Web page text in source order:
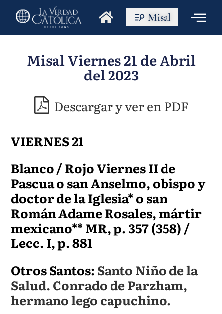
Misal
Misal Viernes 21 de Abril
del 2023
Descargar y ver en PDF
VIERNES 21
Blanco / Rojo Viernes II de
Pascua o san Anselmo, obispo y
doctor de la Iglesia* o san
Román Adame Rosales, mártir
mexicano** MR, p. 357 (358) /
Lecc. I, p. 881
Otros Santos:Santo Niño de la
Salud. Conrado de Parzham,
hermano lego capuchino.